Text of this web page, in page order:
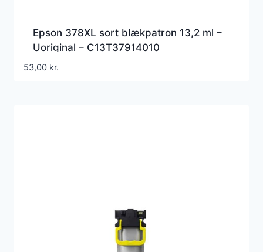
Epson 378XL sort blækpatron 13,2 ml –
Uoriginal – C13T37914010
53,00 kr.